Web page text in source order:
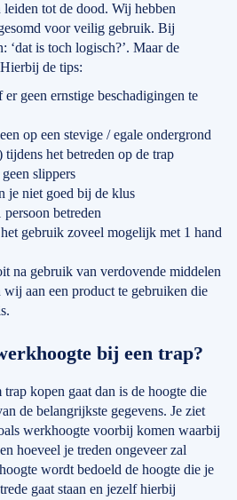
tot de dood. Wij hebben
voor veilig gebruik. Bij
‘dat is toch logisch?’. Maar de
de tips:
geen ernstige beschadigingen te
op een stevige / egale ondergrond
het betreden op de trap
slippers
je niet goed bij de klus
persoon betreden
gebruik zoveel mogelijk met 1 hand
na gebruik van verdovende middelen
aan een product te gebruiken die
bij een trap?
kopen gaat dan is de hoogte die
de belangrijkste gegevens. Je ziet
werkhoogte voorbij komen waarbij
hoeveel je treden ongeveer zal
wordt bedoeld de hoogte die je
gaat staan en jezelf hierbij